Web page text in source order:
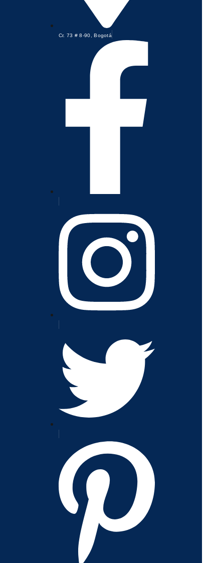
Cr. 73 # 8-90, Bogotá